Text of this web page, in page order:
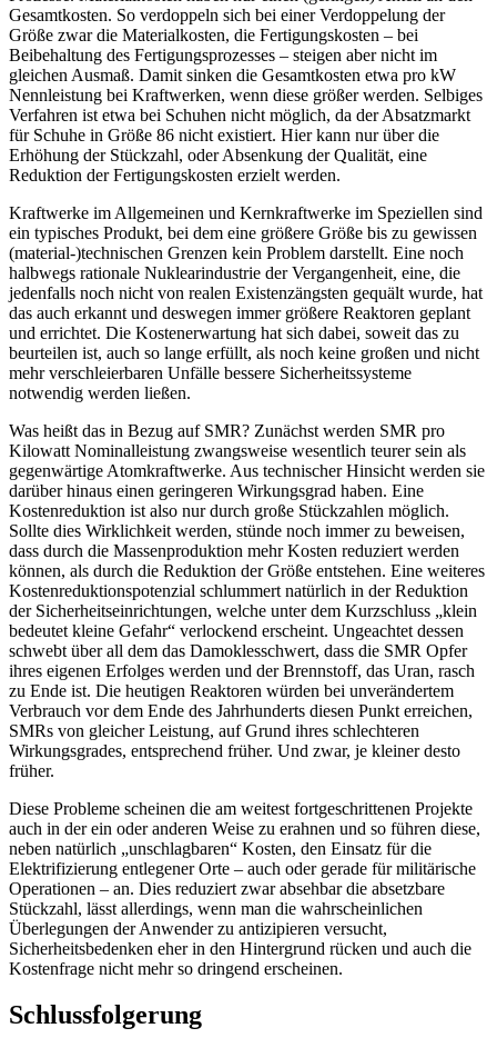
Gesamtkosten. So verdoppeln sich bei einer Verdoppelung der
Größe zwar die Materialkosten, die Fertigungskosten – bei
Beibehaltung des Fertigungsprozesses – steigen aber nicht im
gleichen Ausmaß. Damit sinken die Gesamtkosten etwa pro kW
Nennleistung bei Kraftwerken, wenn diese größer werden. Selbiges
Verfahren ist etwa bei Schuhen nicht möglich, da der Absatzmarkt
für Schuhe in Größe 86 nicht existiert. Hier kann nur über die
Erhöhung der Stückzahl, oder Absenkung der Qualität, eine
Reduktion der Fertigungskosten erzielt werden.
Kraftwerke im Allgemeinen und Kernkraftwerke im Speziellen sind
ein typisches Produkt, bei dem eine größere Größe bis zu gewissen
(material-)technischen Grenzen kein Problem darstellt. Eine noch
halbwegs rationale Nuklearindustrie der Vergangenheit, eine, die
jedenfalls noch nicht von realen Existenzängsten gequält wurde, hat
das auch erkannt und deswegen immer größere Reaktoren geplant
und errichtet. Die Kostenerwartung hat sich dabei, soweit das zu
beurteilen ist, auch so lange erfüllt, als noch keine großen und nicht
mehr verschleierbaren Unfälle bessere Sicherheitssysteme
notwendig werden ließen.
Was heißt das in Bezug auf SMR? Zunächst werden SMR pro
Kilowatt Nominalleistung zwangsweise wesentlich teurer sein als
gegenwärtige Atomkraftwerke. Aus technischer Hinsicht werden sie
darüber hinaus einen geringeren Wirkungsgrad haben. Eine
Kostenreduktion ist also nur durch große Stückzahlen möglich.
Sollte dies Wirklichkeit werden, stünde noch immer zu beweisen,
dass durch die Massenproduktion mehr Kosten reduziert werden
können, als durch die Reduktion der Größe entstehen. Eine weiteres
Kostenreduktionspotenzial schlummert natürlich in der Reduktion
der Sicherheitseinrichtungen, welche unter dem Kurzschluss „klein
bedeutet kleine Gefahr“ verlockend erscheint. Ungeachtet dessen
schwebt über all dem das Damoklesschwert, dass die SMR Opfer
ihres eigenen Erfolges werden und der Brennstoff, das Uran, rasch
zu Ende ist. Die heutigen Reaktoren würden bei unverändertem
Verbrauch vor dem Ende des Jahrhunderts diesen Punkt erreichen,
SMRs von gleicher Leistung, auf Grund ihres schlechteren
Wirkungsgrades, entsprechend früher. Und zwar, je kleiner desto
früher.
Diese Probleme scheinen die am weitest fortgeschrittenen Projekte
auch in der ein oder anderen Weise zu erahnen und so führen diese,
neben natürlich „unschlagbaren“ Kosten, den Einsatz für die
Elektrifizierung entlegener Orte – auch oder gerade für militärische
Operationen – an. Dies reduziert zwar absehbar die absetzbare
Stückzahl, lässt allerdings, wenn man die wahrscheinlichen
Überlegungen der Anwender zu antizipieren versucht,
Sicherheitsbedenken eher in den Hintergrund rücken und auch die
Kostenfrage nicht mehr so dringend erscheinen.
Schlussfolgerung